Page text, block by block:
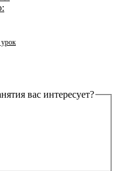
урок
вас интересует?